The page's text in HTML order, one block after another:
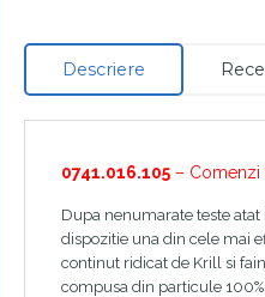
Descriere
0741.016.105 –
Dupa nenumarate teste
dispozitie una din cele mai
continut ridicat de Krill si
compusa din particule